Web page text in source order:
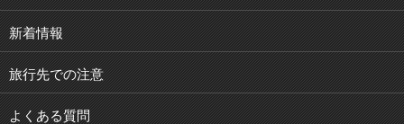
新着情報
旅行先での注意
よくある質問